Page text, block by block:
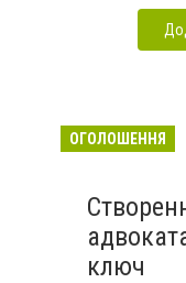
ОГОЛОШЕННЯ
ключ